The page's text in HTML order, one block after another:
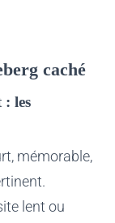
caché
: les
mémorable,
lent ou